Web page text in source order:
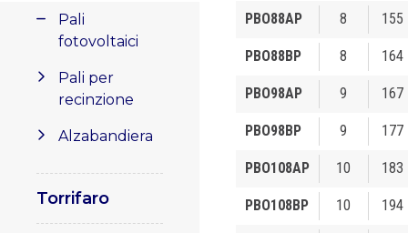
Pali
fotovoltaici
Pali per
recinzione
Alzabandiera
Torrifaro
PBO88AP 8 155
PBO88BP 8 164
PBO98AP 9 167
PBO98BP 9 177
PBO108AP 10 183
PBO108BP 10 194